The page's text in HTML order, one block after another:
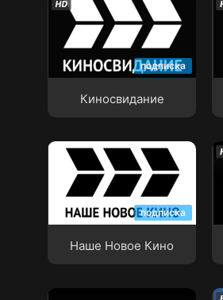
подписка
Киносвидание
Киносвидание
подписка
Наше Новое Кино
Наше Новое Кино